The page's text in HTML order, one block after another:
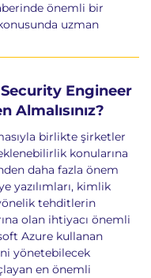
Recovery
önemli bir
uzman
Engineer
Almalısınız?
birlikte şirketler
konularına
daha fazla önem
yazılımları, kimlik
tehditlerin
olan ihtiyacı önemli
Azure kullanan
yönetebilecek
en önemli